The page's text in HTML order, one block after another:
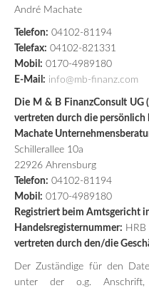
André Machate
Telefon: 04102-81194
Telefax: 04102-821331
Mobil: 0170-4989180
E-Mail: info@mb-finanz.com
Die M & B FinanzConsult UG
vertreten durch die persönlich
Machate
Schillerallee 10a
22926 Ahrensburg
Telefon: 04102-81194
Mobil: 0170-4989180
Registriert beim Amtsgericht
Handelsregisternummer:
vertreten durch den/die
Der Zuständige für den
unter der o.g.